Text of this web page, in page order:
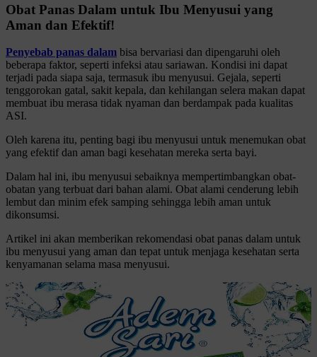
Obat Panas Dalam untuk Ibu Menyusui yang
Aman dan Efektif!
Penyebab panas dalam bisa bervariasi dan dipengaruhi oleh
beberapa faktor, seperti infeksi atau sariawan. Kondisi ini dapat
terjadi pada siapa saja, termasuk ibu menyusui. Gejala, seperti
tenggorokan gatal, sakit kepala, dan kehilangan selera makan dapat
membuat ibu merasa tidak nyaman dan berdampak pada kualitas
ASI.
Oleh karena itu, penting bagi ibu menyusui untuk menemukan obat
yang efektif dan aman bagi kesehatan mereka serta bayi.
Dalam hal ini, ibu menyusui sebaiknya mempertimbangkan obat-
obatan yang terbuat dari bahan alami. Obat alami cenderung lebih
lembut dan minim efek samping sehingga lebih aman untuk
dikonsumsi.
Artikel ini akan memberikan rekomendasi obat panas dalam untuk
ibu menyusui yang aman dan tepat untuk menjaga kesehatan serta
kenyamanan selama masa menyusui.